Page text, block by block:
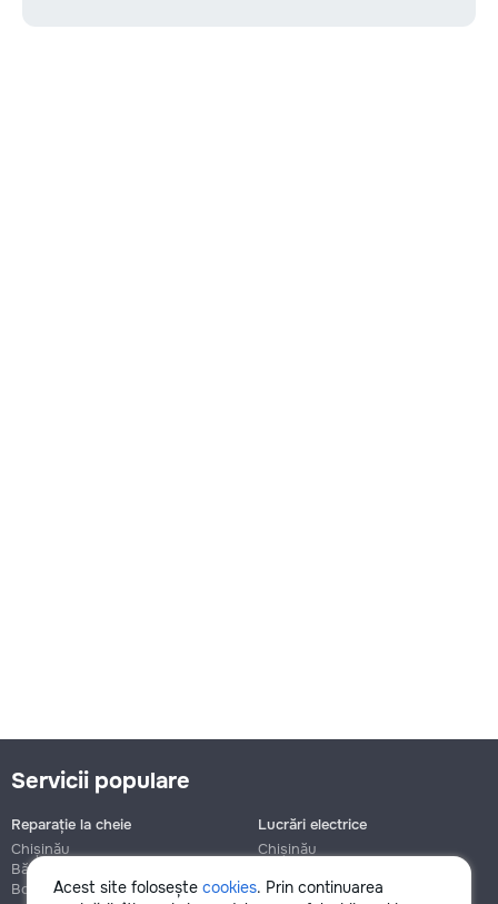
Acest site folosește cookies. Prin continuarea
Servicii populare
Reparație la cheie
Chișinău
Bălți
Botanica
Lucrări electrice
Chișinău
Botanica